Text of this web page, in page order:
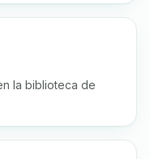
la biblioteca de